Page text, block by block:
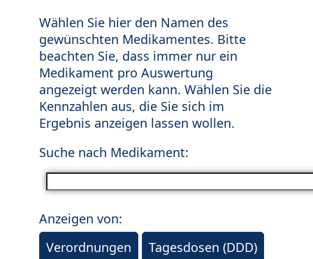
Wählen Sie hier den Namen des
gewünschten Medikamentes. Bitte
beachten Sie, dass immer nur ein
Medikament pro Auswertung
angezeigt werden kann. Wählen Sie die
Kennzahlen aus, die Sie sich im
Ergebnis anzeigen lassen wollen.
Suche nach Medikament:
Anzeigen von:
Verordnungen
Tagesdosen (DDD)